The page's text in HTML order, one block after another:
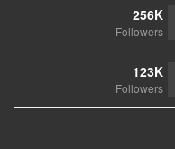
256K
Followers
123K
Followers